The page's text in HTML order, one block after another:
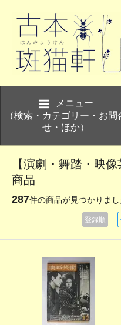
メニュー
（検索・カテゴリー・お問
せ・ほか）
【演劇・舞踏・映
商品
287件の商品が見つかりまし
登録順